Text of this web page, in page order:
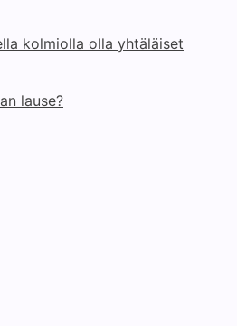
kolmiolla olla yhtäläiset
lause?